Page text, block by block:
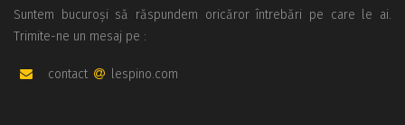
Suntem bucuroși să răspundem oricăror întrebări pe care le ai.
Trimite-ne un mesaj pe :
contact lespino.com